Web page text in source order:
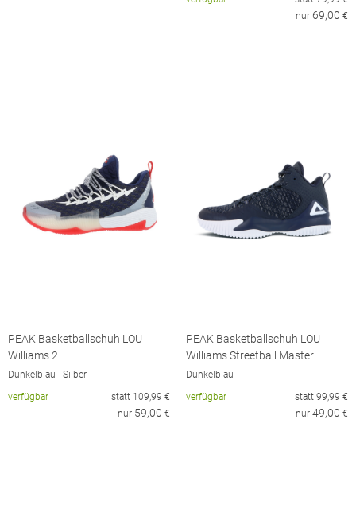
nur 69,00 €
PEAK Basketballschuh LOU
Williams 2
Dunkelblau - Silber
verfügbar
statt 109,99 €
nur 59,00 €
PEAK Basketballschuh LOU
Williams Streetball Master
Dunkelblau
verfügbar
statt 99,99 €
nur 49,00 €